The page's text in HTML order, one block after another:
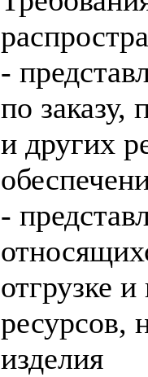
-
по заказу,
и других
-
отгрузке
ресурсов,
изделия